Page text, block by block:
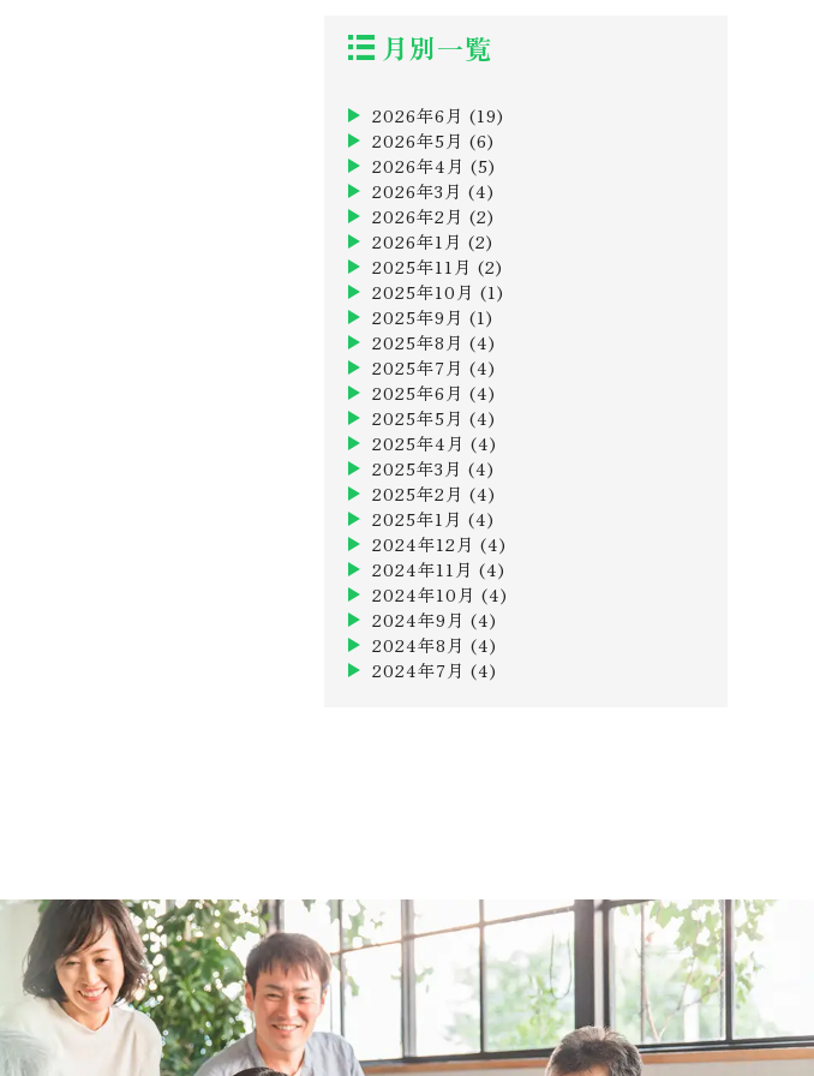
月別一覧
2026年6月 (19)
2026年5月 (6)
2026年4月 (5)
2026年3月 (4)
2026年2月 (2)
2026年1月 (2)
2025年11月 (2)
2025年10月 (1)
2025年9月 (1)
2025年8月 (4)
2025年7月 (4)
2025年6月 (4)
2025年5月 (4)
2025年4月 (4)
2025年3月 (4)
2025年2月 (4)
2025年1月 (4)
2024年12月 (4)
2024年11月 (4)
2024年10月 (4)
2024年9月 (4)
2024年8月 (4)
2024年7月 (4)